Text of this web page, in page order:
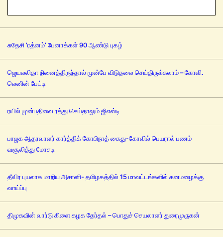
சுதேசி ’ரத்னம்’ பேனாக்கள் 90 ஆண்டு புகழ்
ஜெயலலிதா நினைத்திருந்தால் முன்பே விடுதலை செய்திருக்கலாம் – கோவி.
லெனின் பேட்டி
ரயில் முன்பதிவை ரத்து செய்தாலும் ஜிஎஸ்டி
பாஜக ஆதரவாளர் கார்த்திக் கோபிநாத் கைது-கோவில் பெயரால் பணம்
வசூலித்து மோசடி
தீவிர புயலாக மாறிய அசானி- தமிழகத்தில் 15 மாவட்டங்களில் கனமழைக்கு
வாய்ப்பு
திமுகவின் வார்டு கிளை கழக தேர்தல் – பொதுச் செயலாளர் துரைமுருகன்